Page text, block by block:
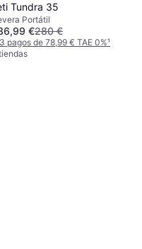
Tundra 35
Portátil
€280 €
pagos de 78,99 € TAE 0%¹